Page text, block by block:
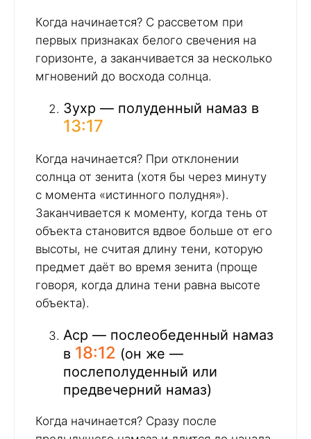
Когда начинается? С рассветом при
первых признаках белого свечения на
горизонте, а заканчивается за несколько
мгновений до восхода солнца.
Зухр — полуденный намаз в
13:17
Когда начинается? При отклонении
солнца от зенита (хотя бы через минуту
с момента «истинного полудня»).
Заканчивается к моменту, когда тень от
объекта становится вдвое больше от его
высоты, не считая длину тени, которую
предмет даёт во время зенита (проще
говоря, когда длина тени равна высоте
объекта).
Аср — послеобеденный намаз
в 18:12 (он же —
послеполуденный или
предвечерний намаз)
Когда начинается? Сразу после